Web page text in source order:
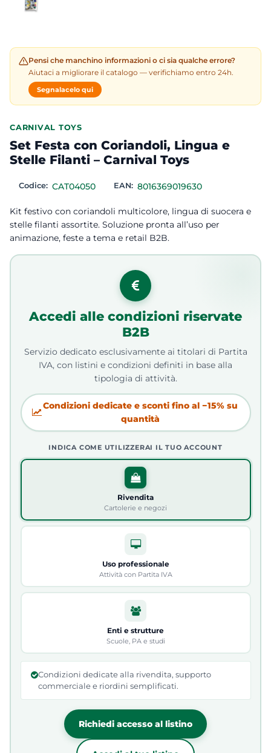
Pensi che manchino informazioni o ci sia qualche errore?
Aiutaci a migliorare il catalogo — verifichiamo entro 24h.
Segnalacelo qui
CARNIVAL TOYS
Set Festa con Coriandoli, Lingua e
Stelle Filanti – Carnival Toys
Codice: CAT04050 EAN: 8016369019630
Kit festivo con coriandoli multicolore, lingua di suocera e
stelle filanti assortite. Soluzione pronta all’uso per
animazione, feste a tema e retail B2B.
Accedi alle condizioni riservate
B2B
Servizio dedicato esclusivamente ai titolari di Partita
IVA, con listini e condizioni definiti in base alla
tipologia di attività.
Condizioni dedicate e sconti fino al −15% su
quantità
INDICA COME UTILIZZERAI IL TUO ACCOUNT
Rivendita
Cartolerie e negozi
Uso professionale
Attività con Partita IVA
Enti e strutture
Scuole, PA e studi
Condizioni dedicate alla rivendita, supporto
commerciale e riordini semplificati.
Richiedi accesso al listino